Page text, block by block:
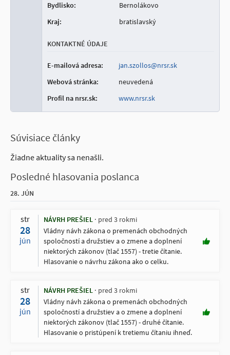
Bydlisko:
Bernolákovo
Kraj:
bratislavský
KONTAKTNÉ ÚDAJE
E-mailová adresa:
jan.szollos@nrsr.sk
Webová stránka:
neuvedená
Profil na nrsr.sk:
www.nrsr.sk
Súvisiace články
Žiadne aktuality sa nenašli.
Posledné hlasovania poslanca
28. JÚN
str
28
jún
NÁVRH PREŠIEL
pred 3 rokmi
Vládny návh zákona o premenách obchodných
spoločností a družstiev a o zmene a doplnení
niektorých zákonov (tlač 1557) - tretie čítanie.
Hlasovanie o návrhu zákona ako o celku.
str
28
jún
NÁVRH PREŠIEL
pred 3 rokmi
Vládny návh zákona o premenách obchodných
spoločností a družstiev a o zmene a doplnení
niektorých zákonov (tlač 1557) - druhé čítanie.
Hlasovanie o pristúpení k tretiemu čítaniu ihneď.